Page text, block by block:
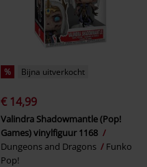
% Bijna uitverkocht
€ 14,99
Valindra Shadowmantle (Pop!
Games) vinylfiguur 1168
Dungeons and Dragons
Funko
Pop!